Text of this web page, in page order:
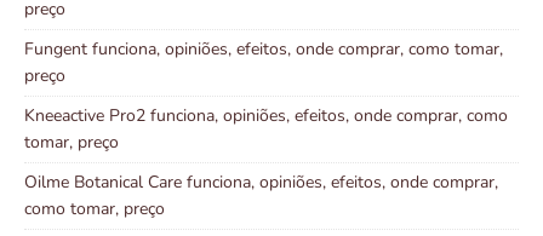
preço
Fungent funciona, opiniões, efeitos, onde comprar, como tomar,
preço
Kneeactive Pro2 funciona, opiniões, efeitos, onde comprar, como
tomar, preço
Oilme Botanical Care funciona, opiniões, efeitos, onde comprar,
como tomar, preço